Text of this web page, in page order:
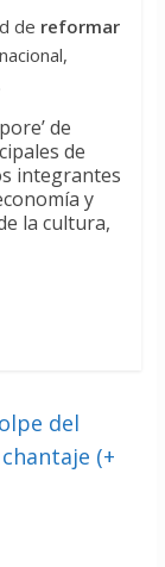
de reformar
de
de
integrantes
y
la cultura,
del
(+